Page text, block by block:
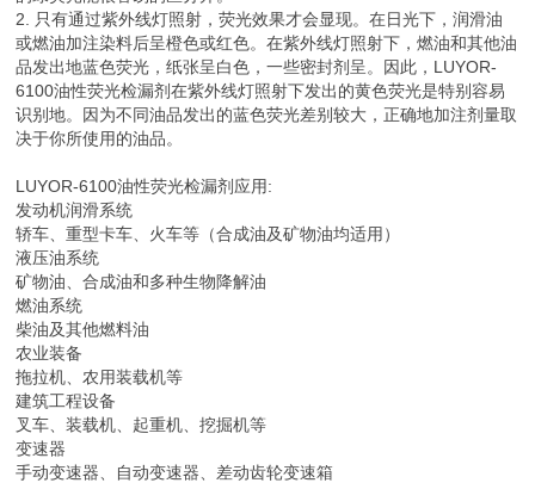
2. 只有通过紫外线灯照射，荧光效果才会显现。在日光下，润滑油
或燃油加注染料后呈橙色或红色。在紫外线灯照射下，燃油和其他油
品发出地蓝色荧光，纸张呈白色，一些密封剂呈。因此，LUYOR-
6100油性荧光检漏剂在紫外线灯照射下发出的黄色荧光是特别容易
识别地。因为不同油品发出的蓝色荧光差别较大，正确地加注剂量取
决于你所使用的油品。
LUYOR-6100油性荧光检漏剂应用:
发动机润滑系统
轿车、重型卡车、火车等（合成油及矿物油均适用）
液压油系统
矿物油、合成油和多种生物降解油
燃油系统
柴油及其他燃料油
农业装备
拖拉机、农用装载机等
建筑工程设备
叉车、装载机、起重机、挖掘机等
变速器
手动变速器、自动变速器、差动齿轮变速箱